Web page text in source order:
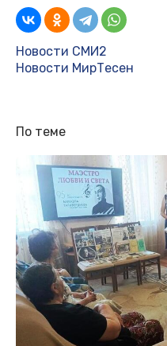
Новости СМИ2
Новости МирТесен
По теме